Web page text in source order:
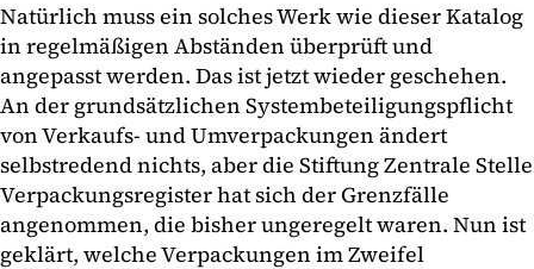
Natürlich muss ein solches Werk wie dieser Katalog
in regelmäßigen Abständen überprüft und
angepasst werden. Das ist jetzt wieder geschehen.
An der grundsätzlichen Systembeteiligungspflicht
von Verkaufs- und Umverpackungen ändert
selbstredend nichts, aber die Stiftung Zentrale Stelle
Verpackungsregister hat sich der Grenzfälle
angenommen, die bisher ungeregelt waren. Nun ist
geklärt, welche Verpackungen im Zweifel